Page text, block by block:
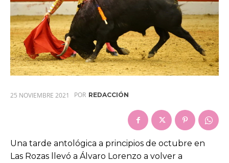
25 NOVIEMBRE 2021 POR REDACCIÓN
Una tarde antológica a principios de octubre en
Las Rozas llevó a Álvaro Lorenzo a volver a